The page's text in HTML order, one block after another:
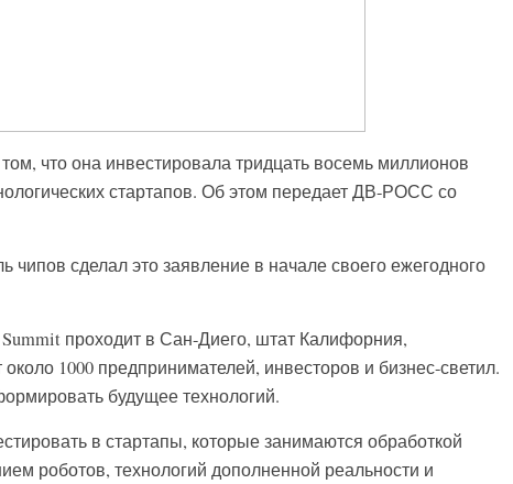
что она инвестировала тридцать восемь миллионов
стартапов. Об этом передает ДВ-РОСС со
чипов сделал это заявление в начале своего ежегодного
проходит в Сан-Диего, штат Калифорния,
1000 предпринимателей, инвесторов и бизнес-светил.
будущее технологий.
в стартапы, которые занимаются обработкой
роботов, технологий дополненной реальности и